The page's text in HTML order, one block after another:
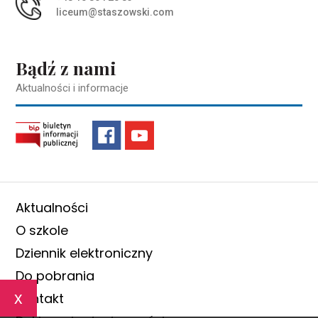
x
liceum@staszowski.com
Bądź z nami
Aktualności i informacje
Aktualności
O szkole
Dziennik elektroniczny
Do pobrania
Kontakt